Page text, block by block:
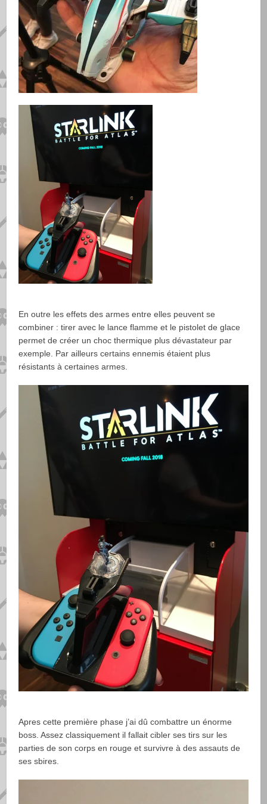
En outre les effets des armes entre elles peuvent se
combiner : tirer avec le lance flamme et le pistolet de glace
permet de créer un choc thermique plus dévastateur par
exemple. Par ailleurs certains ennemis étaient plus
résistants à certaines armes.
Apres cette première phase j’ai dû combattre un énorme
boss. Assez classiquement il fallait cibler ses tirs sur les
parties de son corps en rouge et survivre à des assauts de
ses sbires.